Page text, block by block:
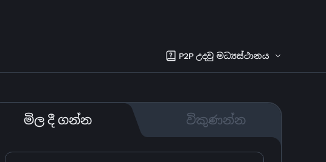
P2P උදවු මධ්‍යස්ථානය
මිල දී ගන්න විකුණන්න